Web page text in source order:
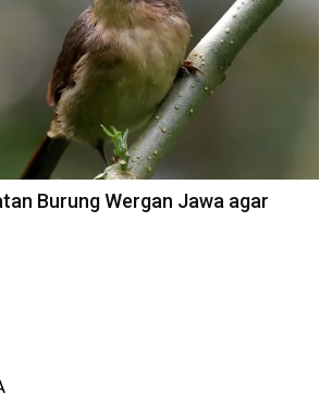
Burung Wergan Jawa agar